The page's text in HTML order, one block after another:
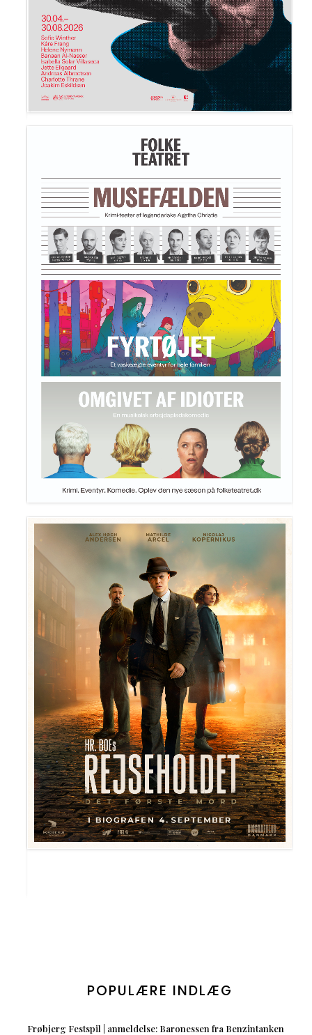
POPULÆRE INDLÆG
Frøbjerg Festspil | anmeldelse: Baronessen fra Benzintanken